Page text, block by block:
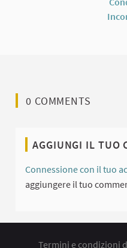
0 COMMENTS
AGGIUNGI IL TUO
Connessione con il tuo
aggiungere il tuo
Termini e condizioni